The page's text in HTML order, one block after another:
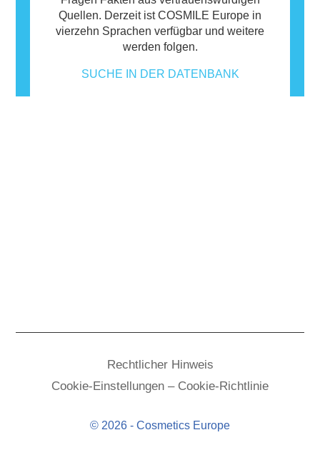
Quellen. Derzeit ist COSMILE Europe in
vierzehn Sprachen verfügbar und weitere
werden folgen.
SUCHE IN DER DATENBANK
Rechtlicher Hinweis
Cookie-Einstellungen – Cookie-Richtlinie
© 2026 - Cosmetics Europe